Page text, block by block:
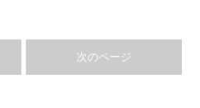
次のページ